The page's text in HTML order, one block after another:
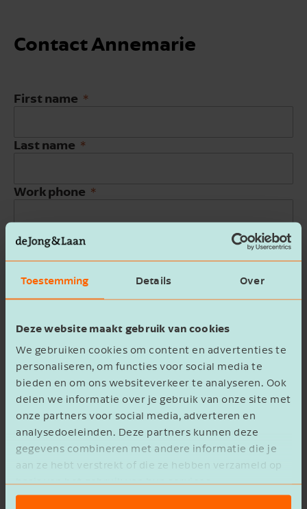
Toestemming Details Over
Deze website maakt gebruik van cookies
We gebruiken cookies om content en advertenties te
personaliseren, om functies voor social media te
bieden en om ons websiteverkeer te analyseren. Ook
delen we informatie over je gebruik van onze site met
onze partners voor social media, adverteren en
analysedoeleinden. Deze partners kunnen deze
gegevens combineren met andere informatie die je
aan ze hebt verstrekt of die ze hebben verzameld op
basis van het gebruik van hun services.
Contact Annemarie
First name
Last name
Work phone
Email address
Company name
Message
I agree to the privacy statement